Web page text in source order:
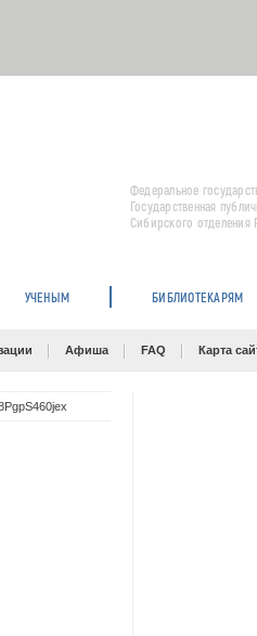
Федеральное
Государственная
Сибирского
УЧЕНЫМ БИБЛИОТЕКАРЯМ
Афиша FAQ Карта